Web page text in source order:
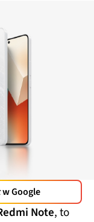
Google
Note, to